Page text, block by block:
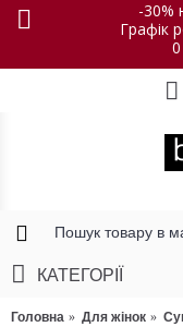
-30%
Графік
КАТЕГОРІЇ
Головна Для жінок